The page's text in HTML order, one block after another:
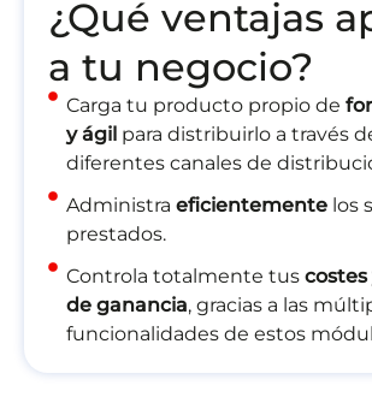
¿Qué ventajas
a tu negocio?
Carga tu producto propio de
y ágil para distribuirlo a través
diferentes canales de
Administra eficientemente los
prestados.
Controla totalmente tus
de ganancia, gracias a las
funcionalidades de estos